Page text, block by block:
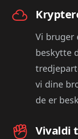
Vi bruger
beskytte
vi dine
de er
Vivaldi